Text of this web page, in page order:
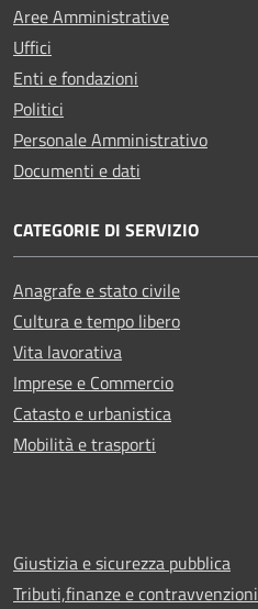
Aree Amministrative
Uffici
Enti e fondazioni
Politici
Personale Amministrativo
Documenti e dati
CATEGORIE DI SERVIZIO
Anagrafe e stato civile
Cultura e tempo libero
Vita lavorativa
Imprese e Commercio
Catasto e urbanistica
Mobilità e trasporti
Giustizia e sicurezza pubblica
Tributi,finanze e contravvenzioni